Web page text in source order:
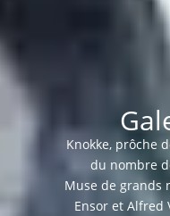
Knokke, prôche
du nombre
Muse de grands
Ensor et Alfred